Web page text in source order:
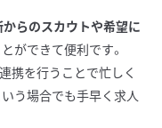
らのスカウトや希望に
ができて便利です。
携を行うことで忙しく
う場合でも手早く求人